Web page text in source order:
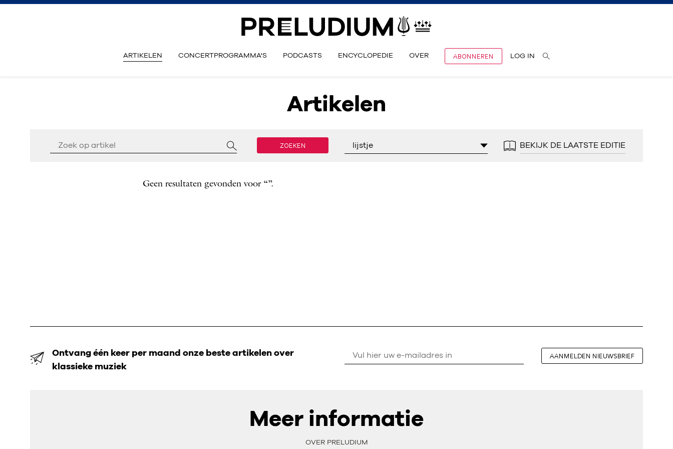
ARTIKELEN CONCERTPROGRAMMA'S PODCASTS ENCYCLOPEDIE OVER ABONNEREN LOG IN
Artikelen
ZOEKEN lijstje BEKIJK DE LAATSTE EDITIE
Geen resultaten gevonden voor “”.
Ontvang één keer per maand onze beste artikelen over
klassieke muziek
AANMELDEN NIEUWSBRIEF
Meer informatie
OVER PRELUDIUM